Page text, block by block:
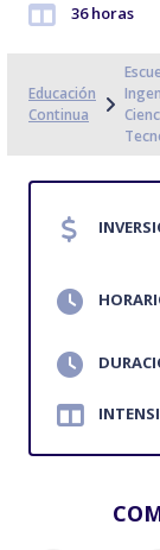
36 horas
Educación
Continua